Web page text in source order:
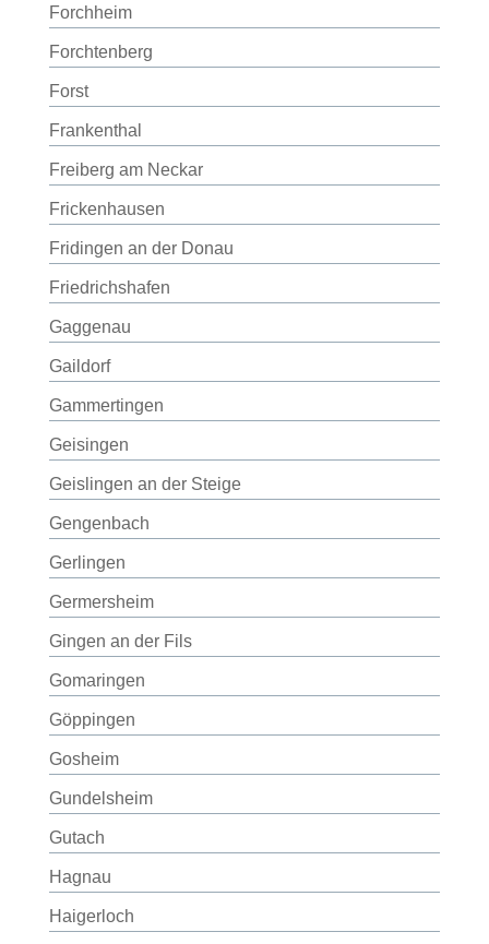
Forchheim
Forchtenberg
Forst
Frankenthal
Freiberg am Neckar
Frickenhausen
Fridingen an der Donau
Friedrichshafen
Gaggenau
Gaildorf
Gammertingen
Geisingen
Geislingen an der Steige
Gengenbach
Gerlingen
Germersheim
Gingen an der Fils
Gomaringen
Göppingen
Gosheim
Gundelsheim
Gutach
Hagnau
Haigerloch